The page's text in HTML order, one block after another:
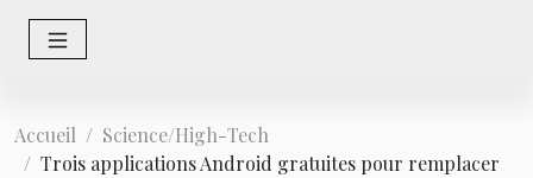
Accueil
Science/High-Tech
Trois applications Android gratuites pour remplacer